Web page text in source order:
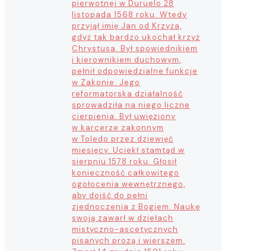
pierwotnej w Duruelo 28
listopada 1568 roku. Wtedy
przyjął imię Jan od Krzyża,
gdyż tak bardzo ukochał krzyż
Chrystusa. Był spowiednikiem
i kierownikiem duchowym,
pełnił odpowiedzialne funkcje
w Zakonie. Jego
reformatorska działalność
sprowadziła na niego liczne
cierpienia. Był uwięziony
w karcerze zakonnym
w Toledo przez dziewięć
miesięcy. Uciekł stamtąd w
sierpniu 1578 roku. Głosił
konieczność całkowitego
ogołocenia wewnętrznego,
aby dojść do pełni
zjednoczenia z Bogiem. Naukę
swoją zawarł w dziełach
mistyczno-ascetycznych
pisanych prozą i wierszem.